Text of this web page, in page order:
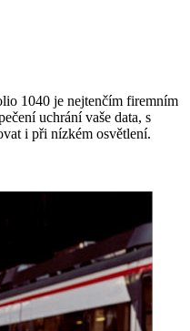
1040 je nejtenčím firemním
uchrání vaše data, s
i při nízkém osvětlení.